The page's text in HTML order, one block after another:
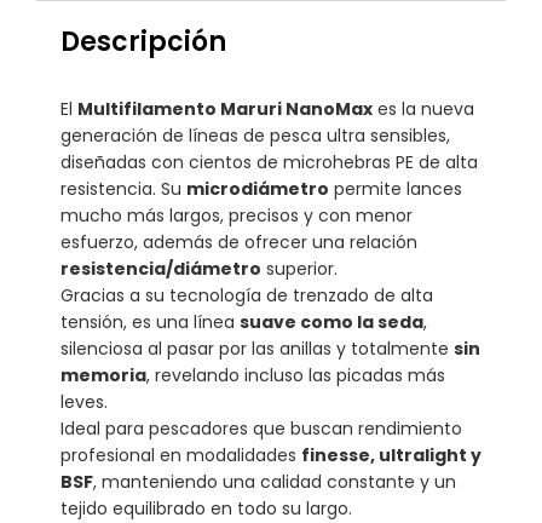
Descripción
El Multifilamento Maruri NanoMax es la nueva
generación de líneas de pesca ultra sensibles,
diseñadas con cientos de microhebras PE de alta
resistencia. Su microdiámetro permite lances
mucho más largos, precisos y con menor
esfuerzo, además de ofrecer una relación
resistencia/diámetro superior.
Gracias a su tecnología de trenzado de alta
tensión, es una línea suave como la seda,
silenciosa al pasar por las anillas y totalmente sin
memoria, revelando incluso las picadas más
leves.
Ideal para pescadores que buscan rendimiento
profesional en modalidades finesse, ultralight y
BSF, manteniendo una calidad constante y un
tejido equilibrado en todo su largo.